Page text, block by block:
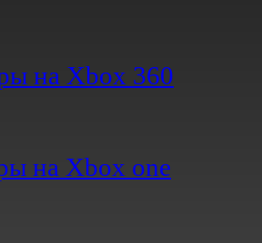
на Xbox 360
на Xbox one